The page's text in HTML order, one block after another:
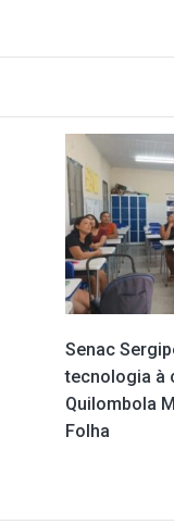
Senac
tecnologia à
Quilombola
Folha